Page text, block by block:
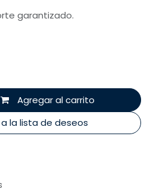
garantizado.
Agregar al carrito
la lista de deseos